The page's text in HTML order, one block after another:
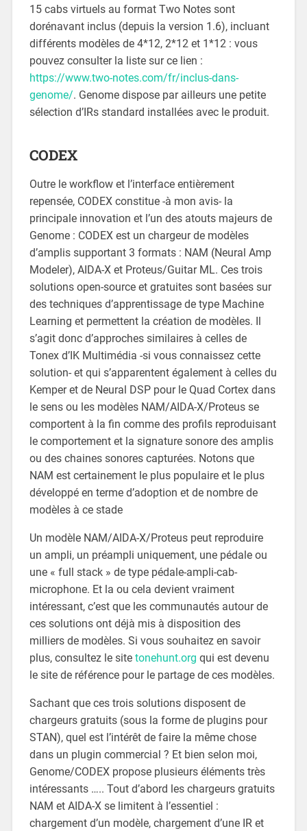
15 cabs virtuels au format Two Notes sont
dorénavant inclus (depuis la version 1.6), incluant
différents modèles de 4*12, 2*12 et 1*12 : vous
pouvez consulter la liste sur ce lien :
https://www.two-notes.com/fr/inclus-dans-
genome/. Genome dispose par ailleurs une petite
sélection d’IRs standard installées avec le produit.
CODEX
Outre le workflow et l’interface entièrement
repensée, CODEX constitue -à mon avis- la
principale innovation et l’un des atouts majeurs de
Genome : CODEX est un chargeur de modèles
d’amplis supportant 3 formats : NAM (Neural Amp
Modeler), AIDA-X et Proteus/Guitar ML. Ces trois
solutions open-source et gratuites sont basées sur
des techniques d’apprentissage de type Machine
Learning et permettent la création de modèles. Il
s’agit donc d’approches similaires à celles de
Tonex d’IK Multimédia -si vous connaissez cette
solution- et qui s’apparentent également à celles du
Kemper et de Neural DSP pour le Quad Cortex dans
le sens ou les modèles NAM/AIDA-X/Proteus se
comportent à la fin comme des profils reproduisant
le comportement et la signature sonore des amplis
ou des chaines sonores capturées. Notons que
NAM est certainement le plus populaire et le plus
développé en terme d’adoption et de nombre de
modèles à ce stade
Un modèle NAM/AIDA-X/Proteus peut reproduire
un ampli, un préampli uniquement, une pédale ou
une « full stack » de type pédale-ampli-cab-
microphone. Et la ou cela devient vraiment
intéressant, c’est que les communautés autour de
ces solutions ont déjà mis à disposition des
milliers de modèles. Si vous souhaitez en savoir
plus, consultez le site tonehunt.org qui est devenu
le site de référence pour le partage de ces modèles.
Sachant que ces trois solutions disposent de
chargeurs gratuits (sous la forme de plugins pour
STAN), quel est l’intérêt de faire la même chose
dans un plugin commercial ? Et bien selon moi,
Genome/CODEX propose plusieurs éléments très
intéressants ….. Tout d’abord les chargeurs gratuits
NAM et AIDA-X se limitent à l’essentiel :
chargement d’un modèle, chargement d’une IR et